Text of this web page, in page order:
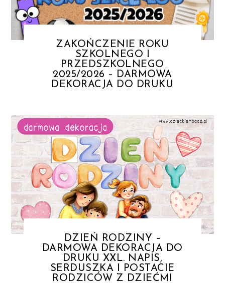
ZAKOŃCZENIE ROKU
SZKOLNEGO I
PRZEDSZKOLNEGO
2025/2026 – DARMOWA
DEKORACJA DO DRUKU
DZIEŃ RODZINY –
DARMOWA DEKORACJA DO
DRUKU XXL. NAPIS,
SERDUSZKA I POSTACIE
RODZICÓW Z DZIEĆMI